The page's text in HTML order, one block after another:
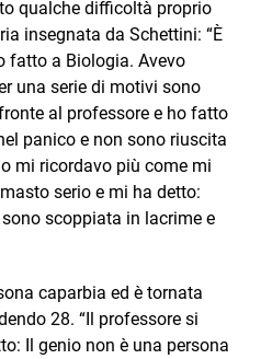
qualche difficoltà proprio
insegnata da Schettini: “È
fatto a Biologia. Avevo
una serie di motivi sono
al professore e ho fatto
panico e non sono riuscita
mi ricordavo più come mi
serio e mi ha detto:
sono scoppiata in lacrime e
caparbia ed è tornata
28. “Il professore si
Il genio non è una persona